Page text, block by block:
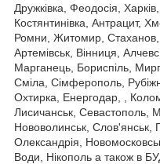
Дружківка, Феодосія,
Костянтинівка, Антрацит,
Ромни, Житомир, Стаханов,
Артемівськ, Вінниця,
Марганець, Бориспіль,
Сміла, Сімферополь,
Охтирка, Енергодар, ,
Лисичанськ, Севастополь,
Нововолинськ, Слов'янськ,
Олександрія,
Води, Нікополь а також в